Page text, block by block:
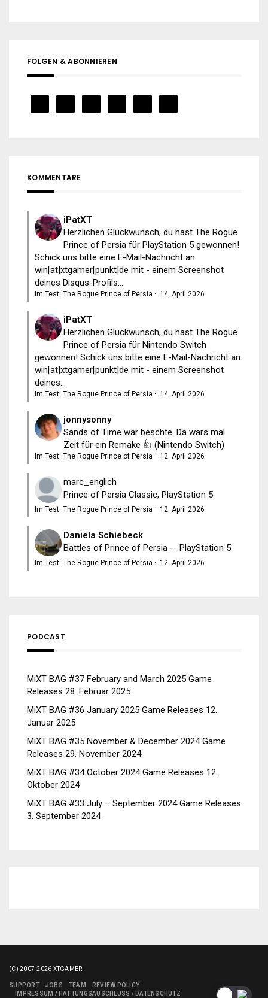
FOLGEN & ABONNIEREN
KOMMENTARE
iPatXT
Herzlichen Glückwunsch, du hast The Rogue
Prince of Persia für PlayStation 5 gewonnen!
Schick uns bitte eine E-Mail-Nachricht an
win[at]xtgamer[punkt]de mit - einem Screenshot
deines Disqus-Profils...
Im Test: The Rogue Prince of Persia · 14. April 2026
iPatXT
Herzlichen Glückwunsch, du hast The Rogue
Prince of Persia für Nintendo Switch
gewonnen! Schick uns bitte eine E-Mail-Nachricht an
win[at]xtgamer[punkt]de mit - einem Screenshot
deines...
Im Test: The Rogue Prince of Persia · 14. April 2026
jonnysonny
Sands of Time war beschte. Da wärs mal
Zeit für ein Remake 👍 (Nintendo Switch)
Im Test: The Rogue Prince of Persia · 12. April 2026
marc_englich
Prince of Persia Classic, PlayStation 5
Im Test: The Rogue Prince of Persia · 12. April 2026
Daniela Schiebeck
Battles of Prince of Persia -- PlayStation 5
Im Test: The Rogue Prince of Persia · 12. April 2026
PODCAST
MiXT BAG #37 February and March 2025 Game
Releases 28. Februar 2025
MiXT BAG #36 January 2025 Game Releases 12.
Januar 2025
MiXT BAG #35 November & December 2024 Game
Releases 29. November 2024
MiXT BAG #34 October 2024 Game Releases 12.
Oktober 2024
MiXT BAG #33 July – September 2024 Game Releases
3. September 2024
(C) 2007-2026 XTGAMER
SUPPORT JOBS TEAM
REVIEW POLICY
IMPRESSUM / HAFTUNGSAUSCHLUSS / DATENSCHUTZ